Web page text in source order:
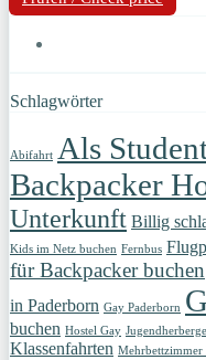
Schlagwörter
Abifahrt Als
Backpacker
Unterkunft Billig
Kids im Netz buchen Fernbus
für Backpacker buchen
in Paderborn Gay Paderborn
buchen Hostel Gay
Klassenfahrten Mehrbettzimmer